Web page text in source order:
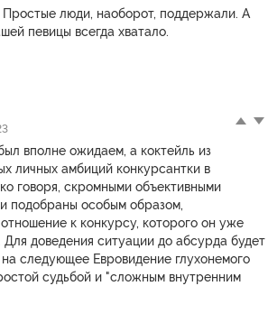
Простые люди, наоборот, поддержали. А
певицы всегда хватало.
вполне ожидаем, а коктейль из
личных амбиций конкурсантки в
говоря, скромными объективными
подобраны особым образом,
к конкурсу, которого он уже
Для доведения ситуации до абсурда будет
следующее Евровидение глухонемого
судьбой и "сложным внутренним